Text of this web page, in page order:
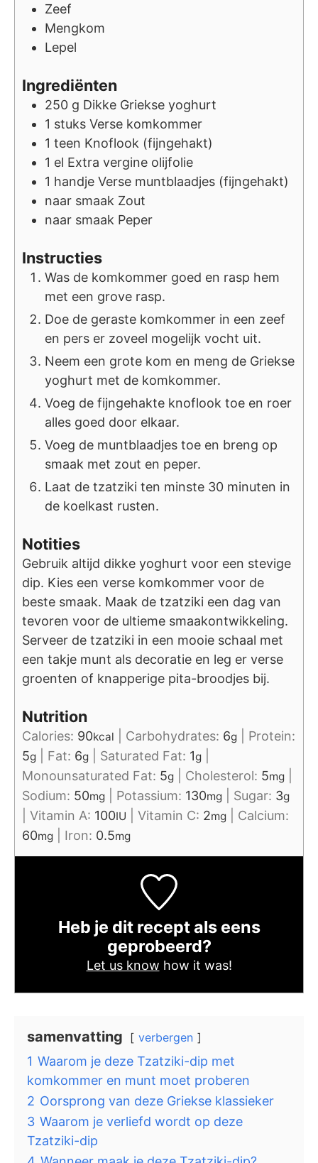
Zeef
Mengkom
Lepel
Ingrediënten
250 g Dikke Griekse yoghurt
1 stuks Verse komkommer
1 teen Knoflook (fijngehakt)
1 el Extra vergine olijfolie
1 handje Verse muntblaadjes (fijngehakt)
naar smaak Zout
naar smaak Peper
Instructies
Was de komkommer goed en rasp hem
met een grove rasp.
Doe de geraste komkommer in een zeef
en pers er zoveel mogelijk vocht uit.
Neem een grote kom en meng de Griekse
yoghurt met de komkommer.
Voeg de fijngehakte knoflook toe en roer
alles goed door elkaar.
Voeg de muntblaadjes toe en breng op
smaak met zout en peper.
Laat de tzatziki ten minste 30 minuten in
de koelkast rusten.
Notities
Gebruik altijd dikke yoghurt voor een stevige
dip. Kies een verse komkommer voor de
beste smaak. Maak de tzatziki een dag van
tevoren voor de ultieme smaakontwikkeling.
Serveer de tzatziki in een mooie schaal met
een takje munt als decoratie en leg er verse
groenten of knapperige pita-broodjes bij.
Nutrition
Calories: 90kcal Carbohydrates: 6g
Protein:
5g Fat: 6g Saturated Fat: 1g
Monounsaturated Fat: 5g Cholesterol: 5mg
Sodium: 50mg Potassium: 130mg Sugar: 3g
Vitamin A: 100IU Vitamin C: 2mg
Calcium:
60mg Iron: 0.5mg
Heb je dit recept als eens
geprobeerd?
Let us know how it was!
samenvatting verbergen
1 Waarom je deze Tzatziki-dip met
komkommer en munt moet proberen
2 Oorsprong van deze Griekse klassieker
3 Waarom je verliefd wordt op deze
Tzatziki-dip